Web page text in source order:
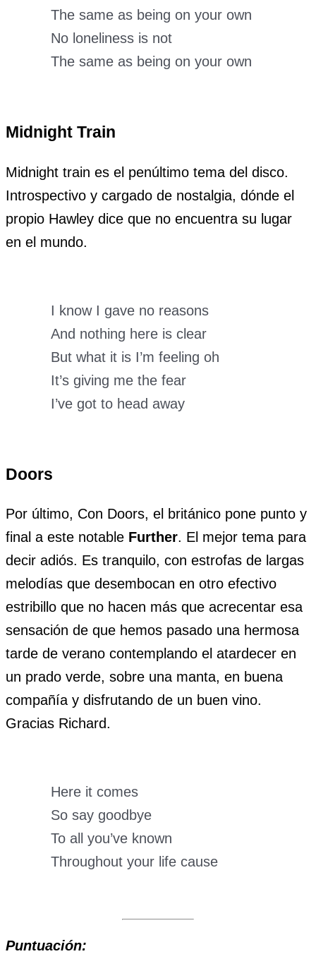
The same as being on your own
No loneliness is not
The same as being on your own
Midnight Train
Midnight train es el penúltimo tema del disco.
Introspectivo y cargado de nostalgia, dónde el
propio Hawley dice que no encuentra su lugar
en el mundo.
I know I gave no reasons
And nothing here is clear
But what it is I’m feeling oh
It’s giving me the fear
I’ve got to head away
Doors
Por último, Con Doors, el británico pone punto y
final a este notable Further. El mejor tema para
decir adiós. Es tranquilo, con estrofas de largas
melodías que desembocan en otro efectivo
estribillo que no hacen más que acrecentar esa
sensación de que hemos pasado una hermosa
tarde de verano contemplando el atardecer en
un prado verde, sobre una manta, en buena
compañía y disfrutando de un buen vino.
Gracias Richard.
Here it comes
So say goodbye
To all you’ve known
Throughout your life cause
Puntuación: